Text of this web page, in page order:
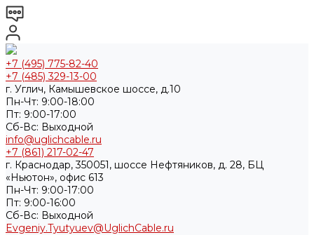
+7 (495) 775-82-40
+7 (485) 329-13-00
г. Углич, Камышевское шоссе, д.10
Пн-Чт: 9:00-18:00
Пт: 9:00-17:00
Cб-Вс: Выходной
info@uglichcable.ru
+7 (861) 217-02-47
г. Краснодар, 350051, шоссе Нефтяников, д. 28, БЦ
«Ньютон», офис 613
Пн-Чт: 9:00-17:00
Пт: 9:00-16:00
Cб-Вс: Выходной
Evgeniy.Tyutyuev@UglichCable.ru